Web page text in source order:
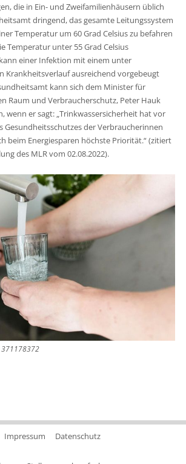
die in Ein- und Zweifamilienhäusern üblich
dringend, das gesamte Leitungssystem
Temperatur um 60 Grad Celsius zu befahren
Temperatur unter 55 Grad Celsius
einer Infektion mit einem unter
Krankheitsverlauf ausreichend vorgebeugt
kann sich dem Minister für
Raum und Verbraucherschutz, Peter Hauk
wenn er sagt: „Trinkwassersicherheit hat vor
Gesundheitsschutzes der Verbraucherinnen
beim Energiesparen höchste Priorität.“ (zitiert
des MLR vom 02.08.2022).
Impressum Datenschutz